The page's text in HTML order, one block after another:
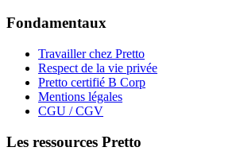
Fondamentaux
Travailler chez Pretto
Respect de la vie privée
Pretto certifié B Corp
Mentions légales
CGU / CGV
Les ressources Pretto